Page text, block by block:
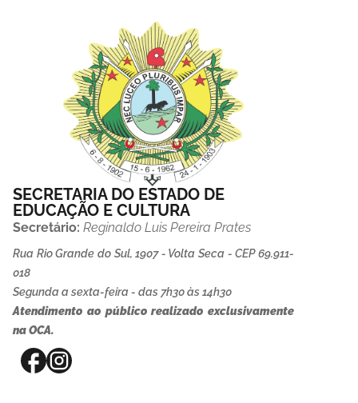
SECRETARIA DO ESTADO DE
EDUCAÇÃO E CULTURA
Secretário: Reginaldo Luis Pereira Prates
Rua Rio Grande do Sul, 1907 - Volta Seca - CEP 69.911-
018
Segunda a sexta-feira - das 7h30 às 14h30
Atendimento ao público realizado exclusivamente
na OCA.